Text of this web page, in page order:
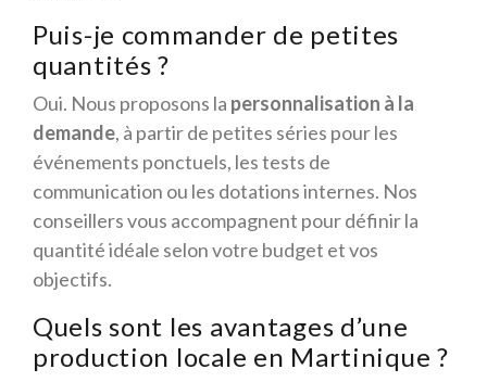
Puis-je commander de petites
quantités ?
Oui. Nous proposons la personnalisation à la
demande, à partir de petites séries pour les
événements ponctuels, les tests de
communication ou les dotations internes. Nos
conseillers vous accompagnent pour définir la
quantité idéale selon votre budget et vos
objectifs.
Quels sont les avantages d’une
production locale en Martinique ?